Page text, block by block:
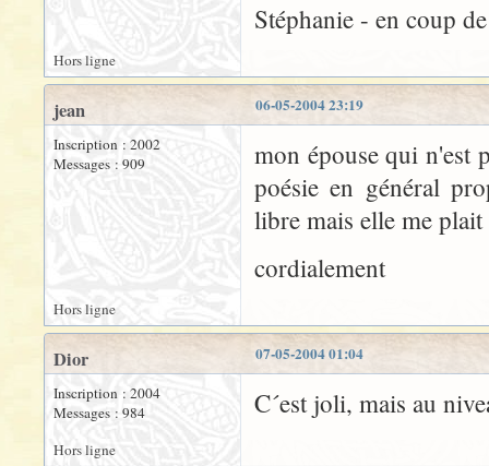
Stéphanie - en coup
Hors ligne
06-05-2004 23:19
jean
Inscription : 2002
Messages : 909
mon épouse qui n'est
poésie en général
libre mais elle me plait
cordialement
Hors ligne
07-05-2004 01:04
Dior
Inscription : 2004
Messages : 984
C´est joli, mais au
Hors ligne